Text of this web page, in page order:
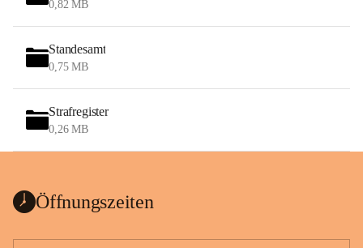
0,82 MB
Standesamt
0,75 MB
Strafregister
0,26 MB
Öffnungszeiten